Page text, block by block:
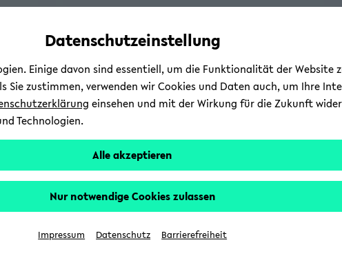
Automatische
vermeiden
zum
wechseln
zum
wechseln
zum
wechseln
Datenschutzeinstellung
Einige davon sind essentiell, um die Funktionalität der Website
Sie zustimmen, verwenden wir Cookies und Daten auch, um Ihre
einsehen und mit der Wirkung für die Zukunft
Technologien.
Alle akzeptieren
Nur notwendige Cookies zulassen
Impressum Datenschutz Barrierefreiheit